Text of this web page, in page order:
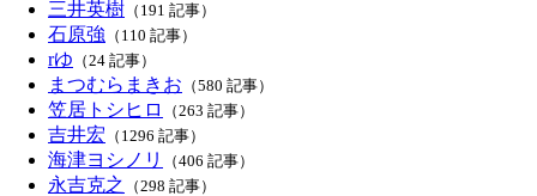
三井英樹 （191 記事）
石原強 （110 記事）
rゆ （24 記事）
まつむらまきお （580 記事）
笠居トシヒロ （263 記事）
吉井宏 （1296 記事）
海津ヨシノリ （406 記事）
永吉克之 （298 記事）